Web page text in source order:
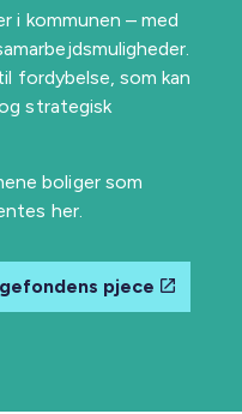
i kommunen – med
fordybelse, som kan
strategisk
boliger som
her.
pjece